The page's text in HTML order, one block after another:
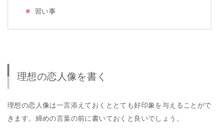
習い事
理想の恋人像を書く
理想の恋人像は一言添えておくととても好印象を与えることがで
きます。締めの言葉の前に書いておくと良いでしょう。